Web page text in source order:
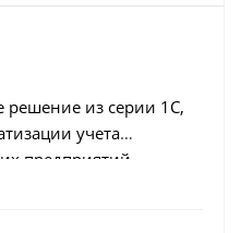
решение из серии 1С,
учета
предприятий.
интерфейс,